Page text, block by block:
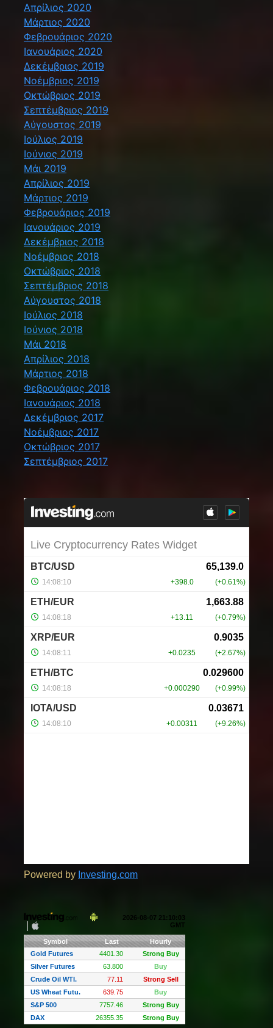
Απρίλιος 2020
Μάρτιος 2020
Φεβρουάριος 2020
Ιανουάριος 2020
Δεκέμβριος 2019
Νοέμβριος 2019
Οκτώβριος 2019
Σεπτέμβριος 2019
Αύγουστος 2019
Ιούλιος 2019
Ιούνιος 2019
Μάι 2019
Απρίλιος 2019
Μάρτιος 2019
Φεβρουάριος 2019
Ιανουάριος 2019
Δεκέμβριος 2018
Νοέμβριος 2018
Οκτώβριος 2018
Σεπτέμβριος 2018
Αύγουστος 2018
Ιούλιος 2018
Ιούνιος 2018
Μάι 2018
Απρίλιος 2018
Μάρτιος 2018
Φεβρουάριος 2018
Ιανουάριος 2018
Δεκέμβριος 2017
Νοέμβριος 2017
Οκτώβριος 2017
Σεπτέμβριος 2017
Powered by Investing.com